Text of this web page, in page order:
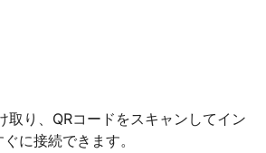
取り、QRコードをスキャンしてイン
に接続できます。